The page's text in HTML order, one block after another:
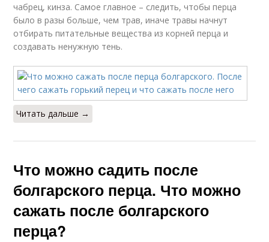
чабрец, кинза. Самое главное – следить, чтобы перца
было в разы больше, чем трав, иначе травы начнут
отбирать питательные вещества из корней перца и
создавать ненужную тень.
Читать дальше →
Что можно садить после
болгарского перца. Что можно
сажать после болгарского
перца?